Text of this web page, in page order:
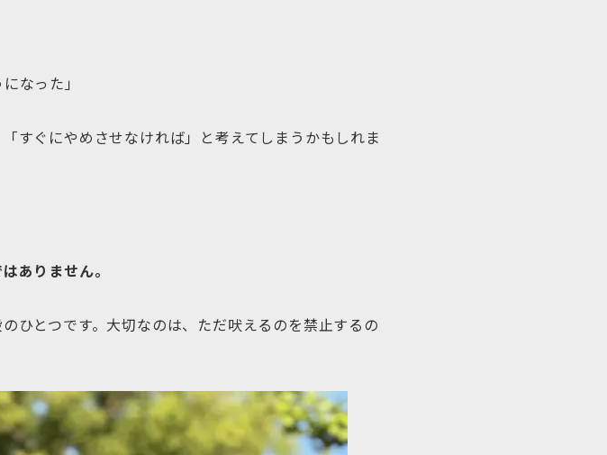
なった」
すぐにやめさせなければ」と考えてしまうかもしれま
ありません。
ひとつです。大切なのは、ただ吠えるのを禁止するの